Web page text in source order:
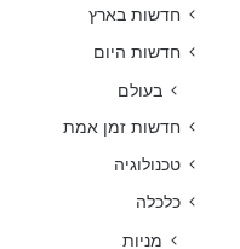
חדשות בארץ
חדשות היום
בעולם
חדשות זמן אמת
טכנולוגיה
כלכלה
מניות